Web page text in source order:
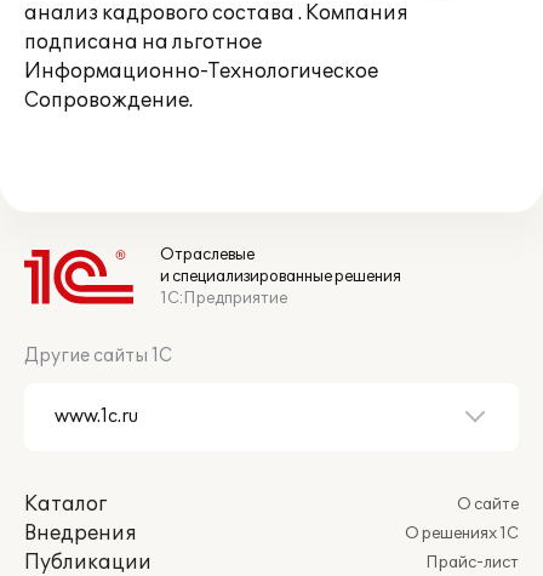
анализ кадрового состава . Компания
подписана на льготное
Информационно-Технологическое
Сопровождение.
Отраслевые
и специализированные решения
1С:Предприятие
Другие сайты 1С
Каталог
Внедрения
Публикации
О сайте
О решениях 1С
Прайс-лист